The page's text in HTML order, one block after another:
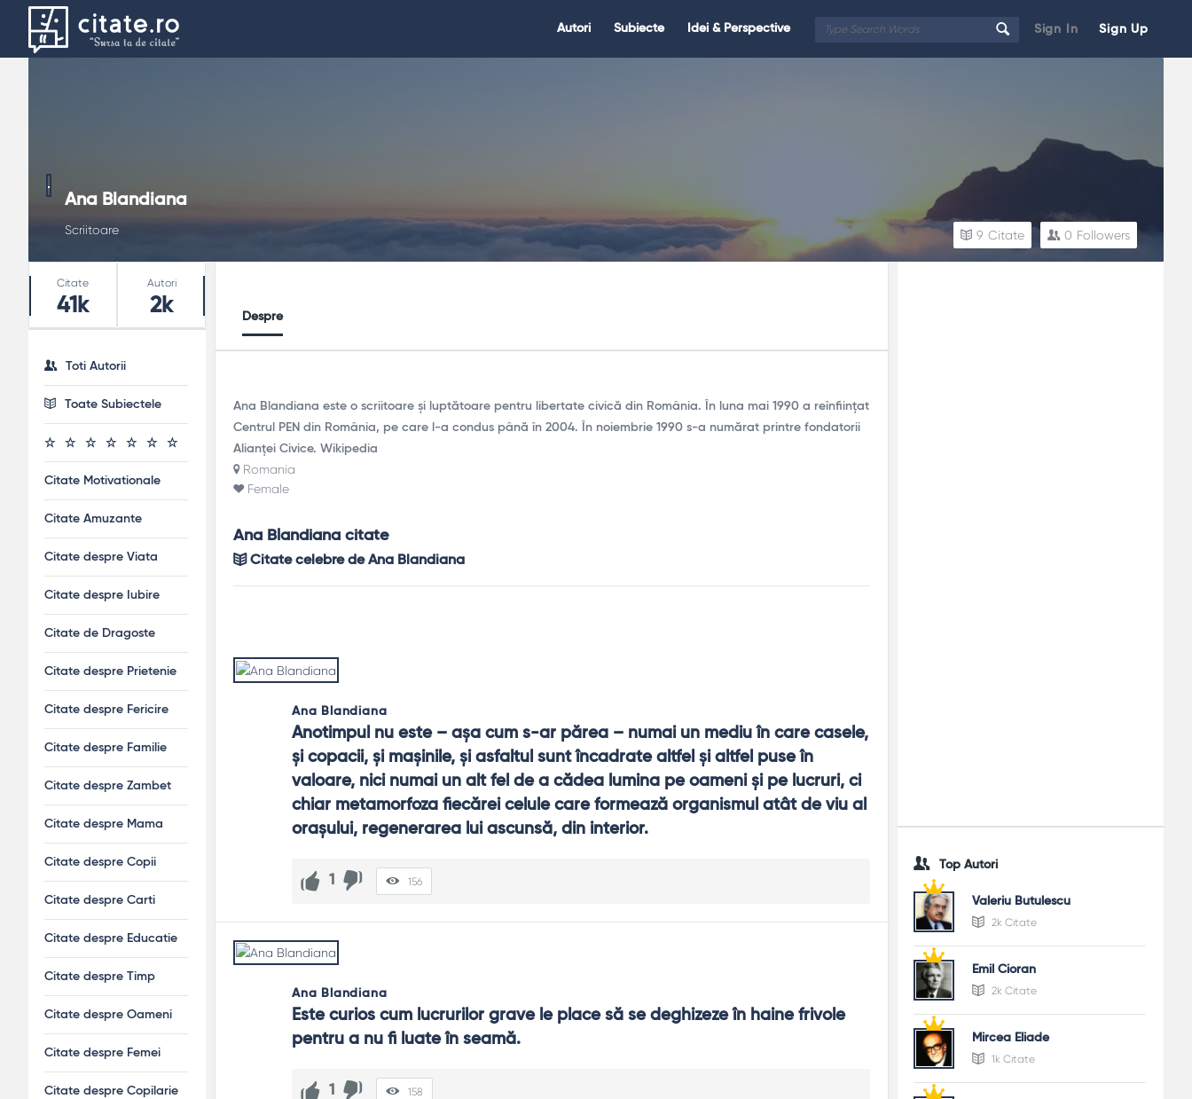
Sign In Sign Up
Citate.ro
Autori Subiecte Idei & Perspective
Ana Blandiana
Scriitoare 0 Followers
9 Citate
Despre
Ana Blandiana este o scriitoare și luptătoare pentru libertate civică din România. În luna mai 1990 a reînființat
Centrul PEN din România, pe care l-a condus până în 2004. În noiembrie 1990 s-a numărat printre fondatorii
Alianței Civice. Wikipedia
Romania
Female
Ana Blandiana citate
Citate celebre de Ana Blandiana
Ana Blandiana
Anotimpul nu este – aşa cum s-ar părea – numai un mediu în care casele,
şi copacii, şi maşinile, şi asfaltul sunt încadrate altfel şi altfel puse în
valoare, nici numai un alt fel de a cădea lumina pe oameni şi pe lucruri, ci
chiar metamorfoza fiecărei celule care formează organismul atât de viu al
oraşului, regenerarea lui ascunsă, din interior.
1 156
Ana Blandiana
Este curios cum lucrurilor grave le place să se deghizeze în haine frivole
pentru a nu fi luate în seamă.
1 158
Top Autori
Valeriu Butulescu
2k Citate
Emil Cioran
2k Citate
Mircea Eliade
1k Citate
Stats
Citate
41k
Autori
2k
Toti Autorii
Toate Subiectele
Citate Motivationale
Citate Amuzante
Citate despre Viata
Citate despre Iubire
Citate de Dragoste
Citate despre Prietenie
Citate despre Fericire
Citate despre Familie
Citate despre Zambet
Citate despre Mama
Citate despre Copii
Citate despre Carti
Citate despre Educatie
Citate despre Timp
Citate despre Oameni
Citate despre Femei
Citate despre Copilarie